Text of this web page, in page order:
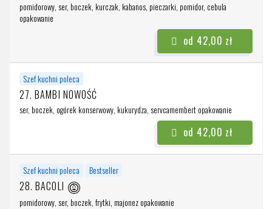
pomidorowy, ser, boczek, kurczak, kabanos, pieczarki, pomidor, cebula
opakowanie
Szef kuchni poleca
27. BAMBI NOWOŚĆ
ser, boczek, ogórek konserwowy, kukurydza, servcamembert opakowanie
Szef kuchni poleca Bestseller
28. BACOLI
pomidorowy, ser, boczek, frytki, majonez opakowanie